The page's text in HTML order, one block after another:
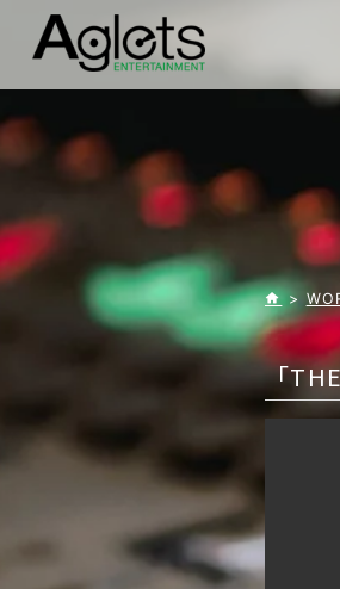
>
「